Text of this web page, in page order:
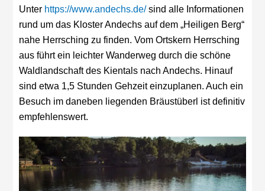
Unter https://www.andechs.de/ sind alle Informationen
rund um das Kloster Andechs auf dem „Heiligen Berg“
nahe Herrsching zu finden. Vom Ortskern Herrsching
aus führt ein leichter Wanderweg durch die schöne
Waldlandschaft des Kientals nach Andechs. Hinauf
sind etwa 1,5 Stunden Gehzeit einzuplanen. Auch ein
Besuch im daneben liegenden Bräustüberl ist definitiv
empfehlenswert.